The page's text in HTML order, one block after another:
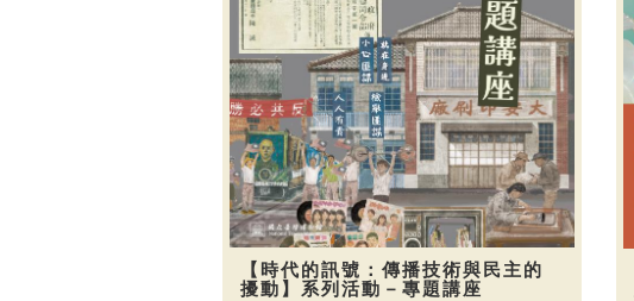
【時代的訊號：傳播技術與民主的
擾動】系列活動－專題講座